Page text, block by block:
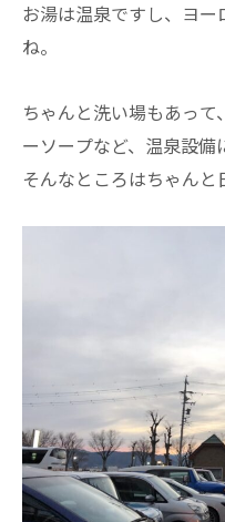
お湯は温泉ですし、ヨ
ね。
ちゃんと洗い場もあっ
ーソープなど、温泉設備
そんなところはちゃんと